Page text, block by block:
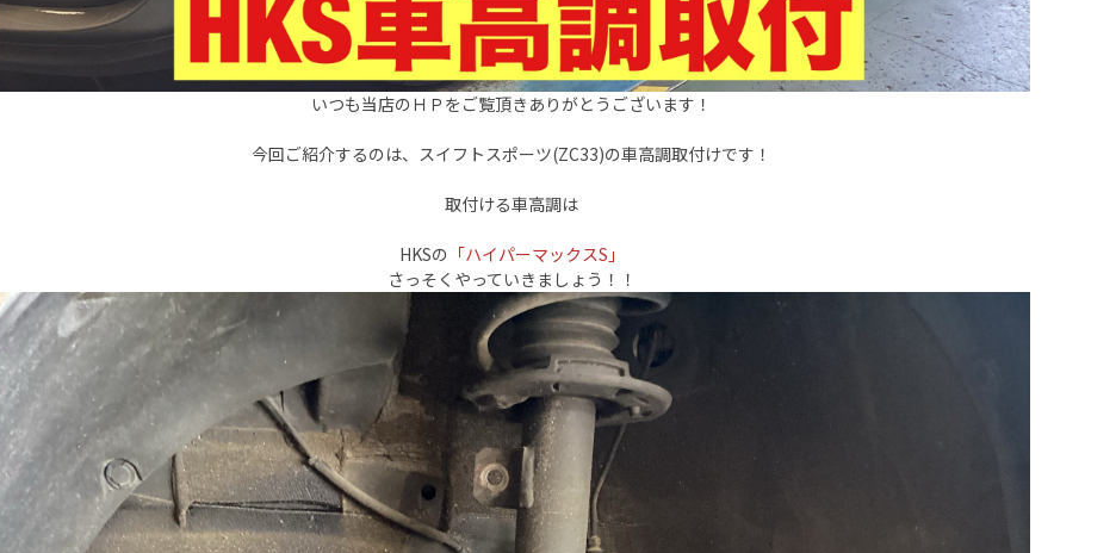
いつも当店のＨＰをご覧頂きありがとうございます！
今回ご紹介するのは、スイフトスポーツ(ZC33)の車高調取付けです！
取付ける車高調は
HKSの 「ハイパーマックスS」
さっそくやっていきましょう！！